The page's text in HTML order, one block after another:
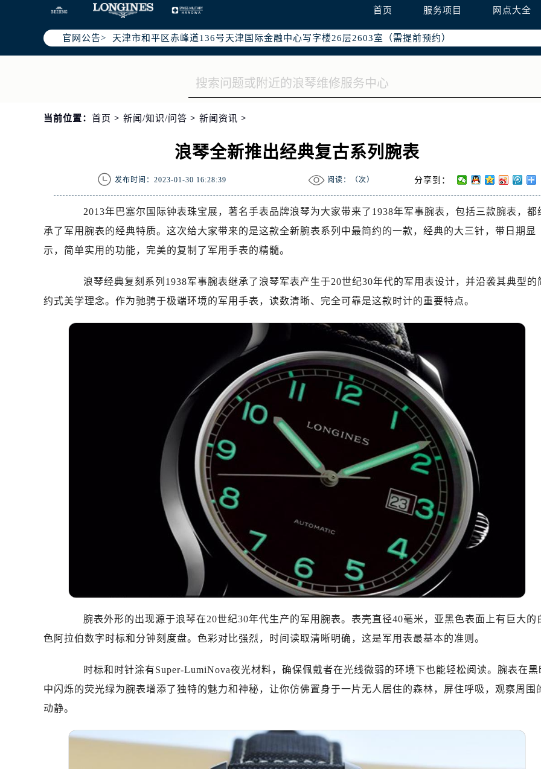
首页 服务项目 网点大全
官网公告>
北京市朝阳区建国门外大街甲6号华熙国际中心写字楼D座11层1102室（需提前预约）
天津市和平区赤峰道136号天津国际金融中心写字楼26层2603室（需提前预约）
上海市徐汇区虹桥路3号港汇中心写字楼2座37层3705室（需提前预约）
南京市秦淮区中山南路1号（新街口）南京中心写字楼22层C1-1室（需提前预约）
常州市新北区龙锦路1590号现代传媒中心写字楼5号楼10层1008室（需提前预约）
徐州市鼓楼区淮海东路29号苏宁广场IFC国际金融中心写字楼35层3508室（需提前预约）
盐城市盐都区世纪大道5号盐城金融城写字楼1号楼16层1604室（需提前预约）
泰州市海陵区永定东路399号置地商务中心东塔写字楼（华润万象城）17层1706室（需提前预约）
宁波市江北区大闸南路500号来福士广场办公楼20层2009室（需提前预约）
杭州市上城区钱江路1366号华润大厦写字楼A座5层503-5室（需提前预约）
金华市金东区东市南街777号金华万达广场写字楼4号楼22层2209室（需提前预约）
绍兴市越城区胜利东路379号世茂天际中心写字楼8层805室（需提前预约）
嘉兴市南湖区广益路705号嘉兴世界贸易中心写字楼A座13层1304室（需提前预约）
济南市历下区经十路11111号华润中心写字楼（万象城）15层1508室（需提前预约）
广州市天河区天河路230号万菱汇国际中心写字楼A塔7层704室（需提前预约）
深圳市罗湖区深南东路5001号华润大厦写字楼17层1701室（需提前预约）
惠州市惠城区江北文昌一路7号华贸大厦写字楼1座30层05室（需提前预约）
厦门市思明区湖滨东路95号华润大厦写字楼B座11层1104室（需提前预约）
福州市鼓楼区五四路128-1号恒力城写字楼15层03室（需提前预约）
成都市锦江区人民东路6号SAC东原中心写字楼24层2406B室（需提前预约）
重庆市江北区观音桥步行街2号融恒时代广场写字楼9层902室（需提前预约）
长沙市芙蓉区定王台街道建湘路393号世茂环球金融中心写字楼（芙蓉广场）10层13室（需提前预约
郑州市二七区铭功路10号华润大厦写字楼29层2905室（需提前预约）
太原市迎泽区解放路15号亨得利名表服务中心（品牌授权店）3层整层（需提前预约）
沈阳市沈河区中街路137号亨得利名表服务中心（品牌授权店）1层整层（需提前预约）
沈阳市沈河区中街路83号亨得利名表服务中心（品牌授权店）1层整层（需提前预约）
乌鲁木齐市天山区红山路26号时代广场（CCMALL）C座17层17-B（需提前预约）
温州市鹿城区锦绣路1067号置信广场10层1015室（需提前预约）
哈尔滨市道里区友谊西路600号富力中心T2座写字楼29层03室（需提前预约）
大连市中山区人民路15号国际金融大厦7层G室（需提前预约）
佛山市禅城区季华五路57号万科金融中心C座12层1205室（需提前预约）
无锡市梁溪区人民中路139号恒隆广场写字楼1座11层1104室（需提前预约）
南通市崇川区工农路57号圆融广场写字楼16层1603室（需提前预约）
武汉市江汉区解放大道686号世界贸易大厦38层09室（需提前预约）
南宁市青秀区金湖路59号地王大厦12楼1224室（需提前预约）
青岛市南区山东路6号华润大厦B座22层04室（需提前预约）
烟台市芝罘区胜利路139号万达金融中心A座907室（需提前预约）
当前位置： 首页 > 新闻/知识/问答 > 新闻资讯 >
浪琴全新推出经典复古系列腕表
发布时间：2023-01-30 16:28:39 阅读：（次） 分享到：
2013年巴塞尔国际钟表珠宝展，著名手表品牌浪琴为大家带来了1938年军事腕表，包括三款腕表，都
承了军用腕表的经典特质。这次给大家带来的是这款全新腕表系列中最简约的一款，经典的大三针，带日期显
示，简单实用的功能，完美的复制了军用手表的精髓。
浪琴经典复刻系列1938军事腕表继承了浪琴军表产生于20世纪30年代的军用表设计，并沿袭其典型的
约式美学理念。作为驰骋于极端环境的军用手表，读数清晰、完全可靠是这款时计的重要特点。
腕表外形的出现源于浪琴在20世纪30年代生产的军用腕表。表壳直径40毫米，亚黑色表面上有巨大的
色阿拉伯数字时标和分钟刻度盘。色彩对比强烈，时间读取清晰明确，这是军用表最基本的准则。
时标和时针涂有Super-LumiNova夜光材料，确保佩戴者在光线微弱的环境下也能轻松阅读。腕表在黑
中闪烁的荧光绿为腕表增添了独特的魅力和神秘，让你仿佛置身于一片无人居住的森林，屏住呼吸，观察周围
动静。